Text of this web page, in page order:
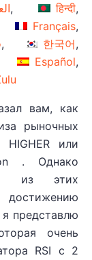
हिन्दी
Français
한국어
Español
вам, как
рыночных
или
. Однако
из этих
представлю
очень
RSI с 2